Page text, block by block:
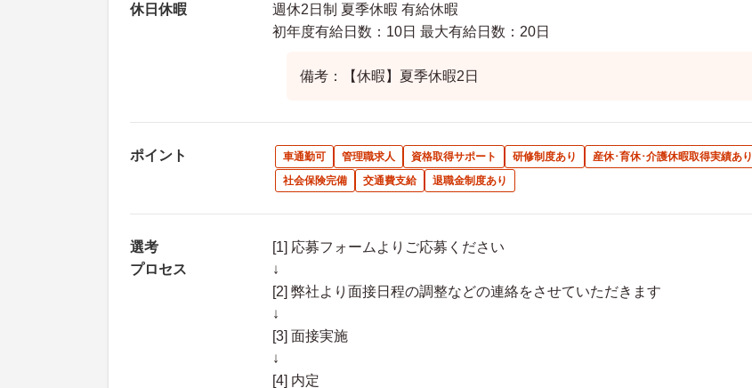
休日休暇
週休2日制 夏季休暇 有給休暇
初年度有給日数：10日 最大有給日数：20日
備考：【休暇】夏季休暇2日
ポイント 車通勤可 管理職求人 資格取得サポート 研修制度あり
産休･育休･介護休暇取得実績あり
社会保険完備
交通費支給 退職金制度あり
選考
プロセス
[1] 応募フォームよりご応募ください
↓
[2] 弊社より面接日程の調整などの連絡をさせていただきます
↓
[3] 面接実施
↓
[4] 内定